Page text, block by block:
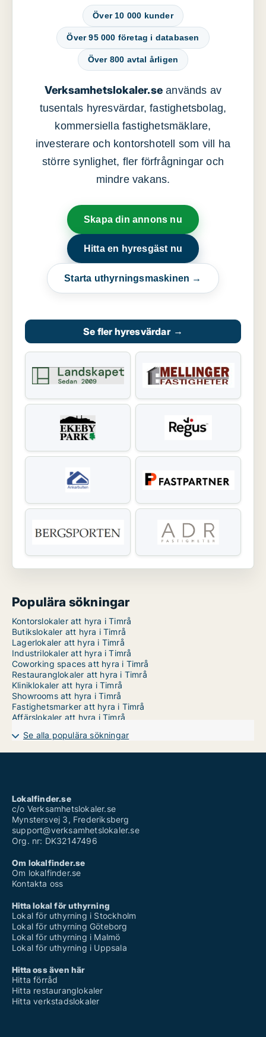
Över 10 000 kunder
Över 95 000 företag i databasen
Över 800 avtal årligen
Verksamhetslokaler.se används av
tusentals hyresvärdar, fastighetsbolag,
kommersiella fastighetsmäklare,
investerare och kontorshotell som vill ha
större synlighet, fler förfrågningar och
mindre vakans.
Skapa din annons nu
Hitta en hyresgäst nu
Starta uthyrningsmaskinen →
Se fler hyresvärdar →
Populära sökningar
Kontorslokaler att hyra i Timrå
Butikslokaler att hyra i Timrå
Lagerlokaler att hyra i Timrå
Industrilokaler att hyra i Timrå
Coworking spaces att hyra i Timrå
Restauranglokaler att hyra i Timrå
Kliniklokaler att hyra i Timrå
Showrooms att hyra i Timrå
Fastighetsmarker att hyra i Timrå
Affärslokaler att hyra i Timrå
Se alla populära sökningar
Lokalfinder.se
c/o Verksamhetslokaler.se
Mynstersvej 3, Frederiksberg
support@verksamhetslokaler.se
Org. nr: DK32147496
Om lokalfinder.se
Om lokalfinder.se
Kontakta oss
Hitta lokal för uthyrning
Lokal för uthyrning i Stockholm
Lokal för uthyrning Göteborg
Lokal för uthyrning i Malmö
Lokal för uthyrning i Uppsala
Hitta oss även här
Hitta förråd
Hitta restauranglokaler
Hitta verkstadslokaler